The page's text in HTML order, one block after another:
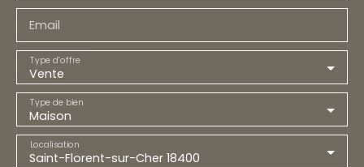
Email
Vente
Type d'offre
Maison
Type de bien
Saint-Florent-sur-Cher 18400
Localisation